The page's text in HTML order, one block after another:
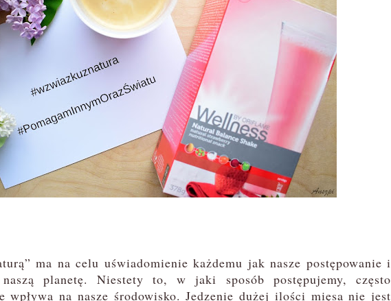
ma na celu uświadomienie każdemu jak nasze postępowanie i
naszą planetę. Niestety to, w jaki sposób postępujemy, często
wpływa na nasze środowisko. Jedzenie dużej ilości mięsa nie jest